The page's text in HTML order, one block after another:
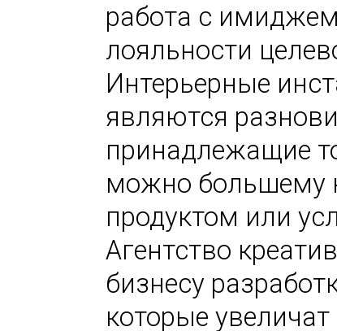
работа с
лояльности
Интерьерные
являются
принадлежащие
можно большему
продуктом или
Агентство
бизнесу
которые